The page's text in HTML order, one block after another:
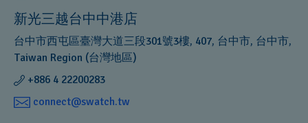
新光三越台中中港店
台中市西屯區臺灣大道三段301號3樓, 407, 台中市, 台中市,
Taiwan Region (台灣地區)
+886 4 22200283
connect@swatch.tw